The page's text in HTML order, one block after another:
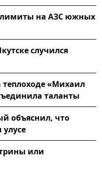
лимиты на АЗС южных
случился
«Михаил
таланты
объяснил, что
или